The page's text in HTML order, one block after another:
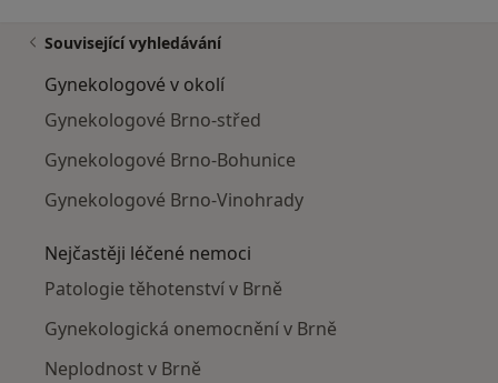
Související vyhledávání
Gynekologové v okolí
Gynekologové Brno-střed
Gynekologové Brno-Bohunice
Gynekologové Brno-Vinohrady
Nejčastěji léčené nemoci
Patologie těhotenství v Brně
Gynekologická onemocnění v Brně
Neplodnost v Brně